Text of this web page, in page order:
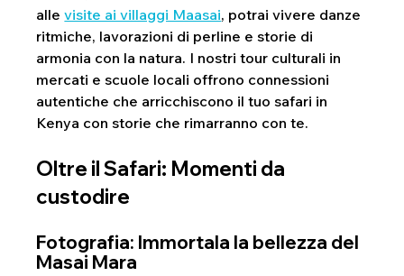
alle visite ai villaggi Maasai, potrai vivere danze
ritmiche, lavorazioni di perline e storie di
armonia con la natura. I nostri tour culturali in
mercati e scuole locali offrono connessioni
autentiche che arricchiscono il tuo safari in
Kenya con storie che rimarranno con te.
Oltre il Safari: Momenti da
custodire
Fotografia: Immortala la bellezza del
Masai Mara